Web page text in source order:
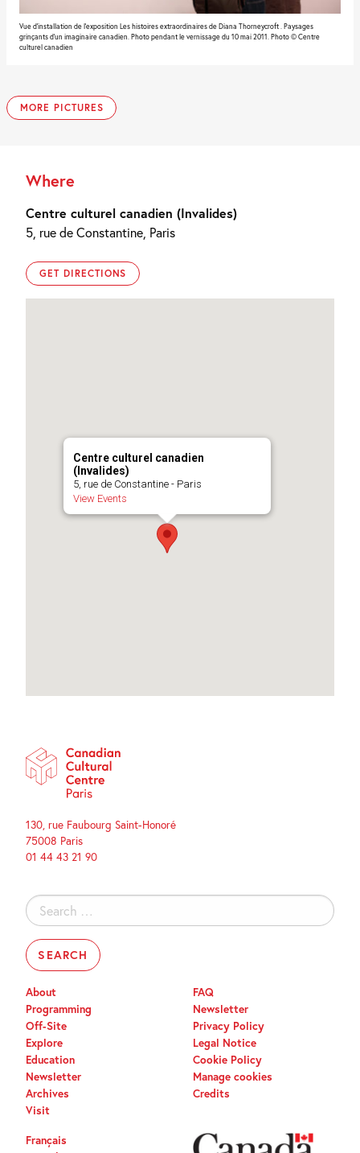
Vue d'installation de l'exposition Les histoires extraordinaires de Diana Thorneycroft . Paysages
grinçants d’un imaginaire canadien. Photo pendant le vernissage du 10 mai 2011. Photo © Centre
culturel canadien
MORE PICTURES
Where
Centre culturel canadien (Invalides)
5, rue de Constantine, Paris
GET DIRECTIONS
Centre culturel canadien
(Invalides)
5, rue de Constantine - Paris
View Events
130, rue Faubourg Saint-Honoré
75008 Paris
01 44 43 21 90
Search
for:
About
Programming
Off-Site
Explore
Education
Newsletter
Archives
Visit
FAQ
Newsletter
Privacy Policy
Legal Notice
Cookie Policy
Manage cookies
Credits
Français